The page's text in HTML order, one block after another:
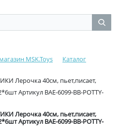
MSK.Toys
Каталог
Лерочка 40см, пьет,писает,
Артикул BAE-6099-BB-POTTY-
Лерочка 40см, пьет,писает,
Артикул BAE-6099-BB-POTTY-